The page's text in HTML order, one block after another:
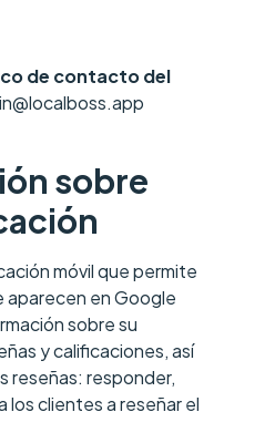
de contacto del
sobre
móvil que permite
aparecen en Google
sobre su
y calificaciones, así
reseñas: responder,
los clientes a reseñar el